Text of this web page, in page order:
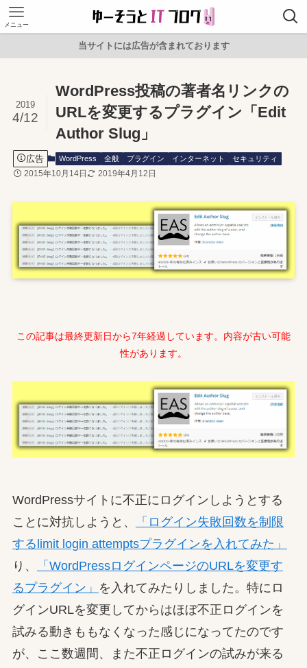
メニュー
当サイトには広告が含まれております
WordPress投稿の著者名リンクの
URLを変更するプラグイン「Edit
Author Slug」
2019
4/12
広告 WordPress 全般 プラグイン インターネット セキュリティ
2015年10月14日 2019年4月12日
この記事は最終更新日から7年経過しています。内容が古い可能
性があります。
WordPressサイトに不正にログインしようとする
ことに対抗しようと、
「ログイン失敗回数を制限
するlimit login attemptsプラグインを入れてみた」
り、
「WordPressログインページのURLを変更す
るプラグイン」 を入れてみたりしました。特にロ
グインURLを変更してからはほぼ不正ログインを
試みる動きももなくなった感じになってたのです
が、ここ数週間、また不正ログインの試みが来る